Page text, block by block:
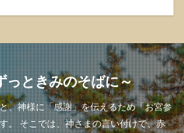
っときみのそばに～
、神様に「感謝」を伝えるため「お宮参
。 そこでは、神さまの言い付けで、赤